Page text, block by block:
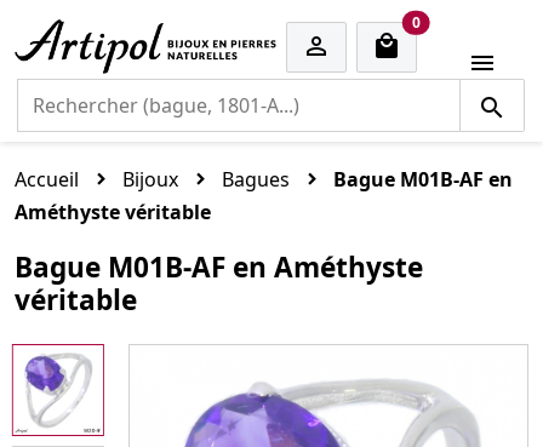

0cart items

Accueil Bijoux Bagues
Bague M01B-AF en
Améthyste véritable
Bague M01B-AF en Améthyste
véritable